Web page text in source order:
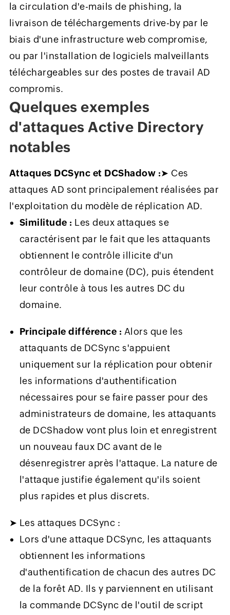
la circulation d'e-mails de phishing, la
livraison de téléchargements drive-by par le
biais d'une infrastructure web compromise,
ou par l'installation de logiciels malveillants
téléchargeables sur des postes de travail AD
compromis.
Quelques exemples
d'attaques Active Directory
notables
Attaques DCSync et DCShadow :➤ Ces
attaques AD sont principalement réalisées par
l'exploitation du modèle de réplication AD.
Similitude : Les deux attaques se
caractérisent par le fait que les attaquants
obtiennent le contrôle illicite d'un
contrôleur de domaine (DC), puis étendent
leur contrôle à tous les autres DC du
domaine.
Principale différence : Alors que les
attaquants de DCSync s'appuient
uniquement sur la réplication pour obtenir
les informations d'authentification
nécessaires pour se faire passer pour des
administrateurs de domaine, les attaquants
de DCShadow vont plus loin et enregistrent
un nouveau faux DC avant de le
désenregistrer après l'attaque. La nature de
l'attaque justifie également qu'ils soient
plus rapides et plus discrets.
➤ Les attaques DCSync :
Lors d'une attaque DCSync, les attaquants
obtiennent les informations
d'authentification de chacun des autres DC
de la forêt AD. Ils y parviennent en utilisant
la commande DCSync de l'outil de script